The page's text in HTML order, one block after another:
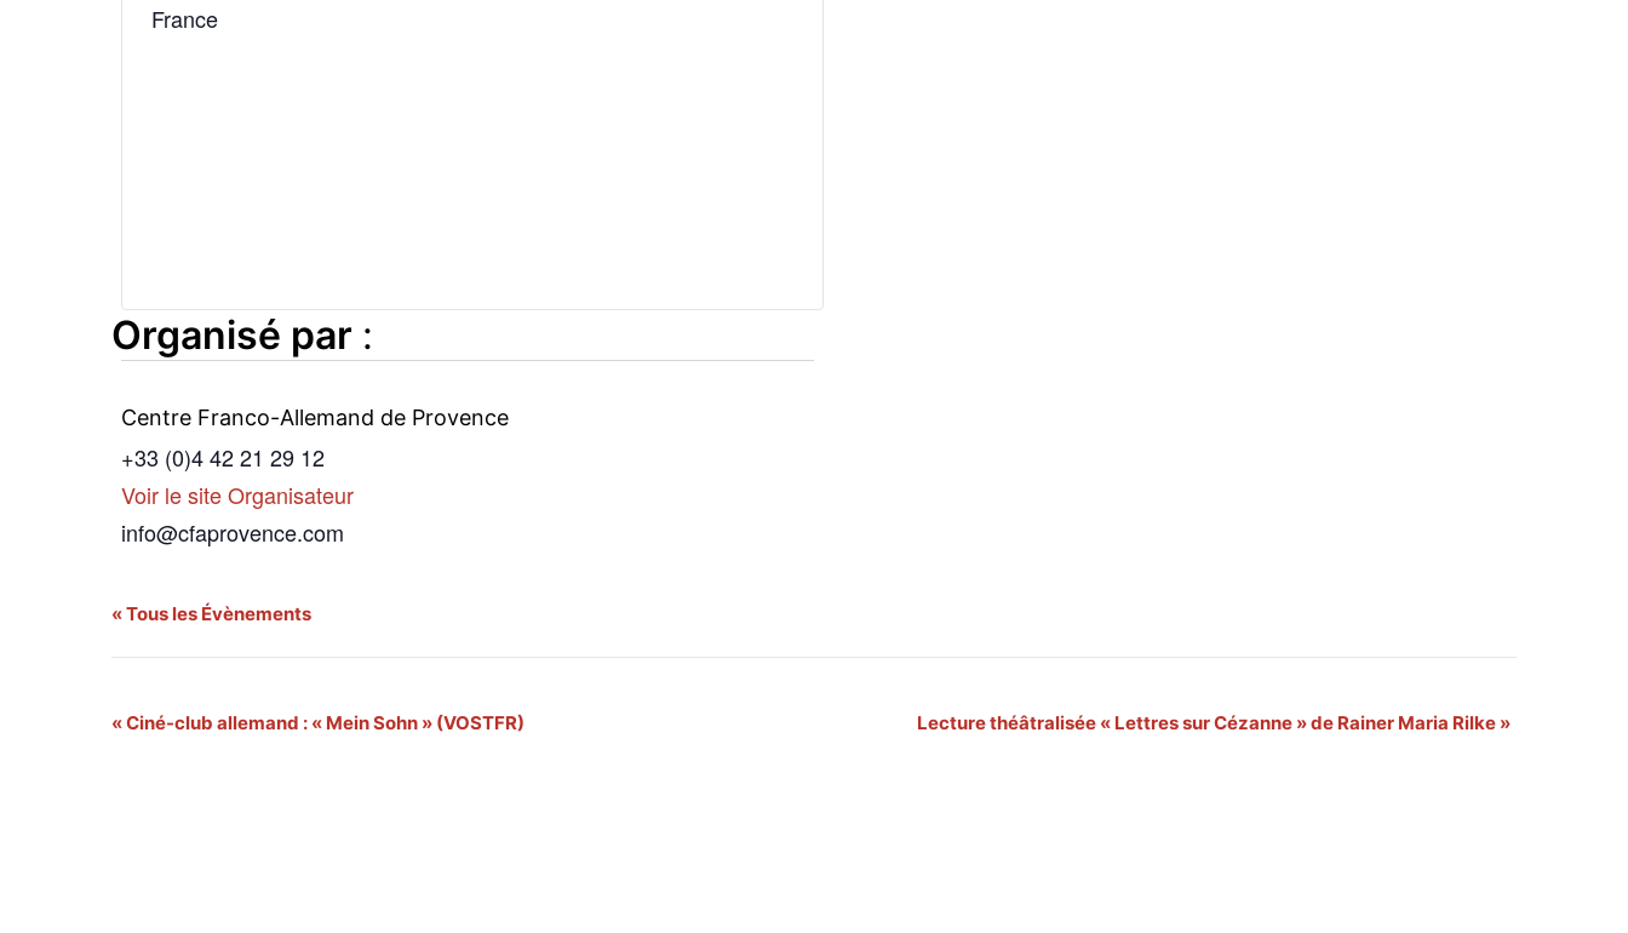
France
Organisé par :
Centre Franco-Allemand de Provence
+33 (0)4 42 21 29 12
Voir le site Organisateur
info@cfaprovence.com
« Tous les Évènements
Navigation
«Ciné-club allemand : « Mein Sohn » (VOSTFR) Lecture théâtralisée « Lettres sur Cézanne » de Rainer Maria Rilke »